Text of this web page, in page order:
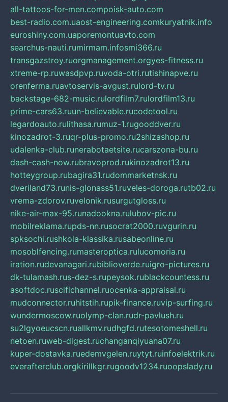
all-tattoos-for-men.compoisk-auto.com
best-radio.com.uaost-engineering.comkuryatnik.info
euroshiny.com.uaporemontuavto.com
searchus-nauti.rumirmam.infosmi366.ru
transgazstroy.ruorgmanagement.orgyes-fitness.ru
xtreme-rp.ruwasdpvp.ruvoda-otri.rutishinapve.ru
orenferma.ruavtoservis-avgust.rulord-tv.ru
backstage-682-music.rulordfilm7.rulordfilm13.ru
prime-cars63.ruun-believable.rucodetool.ru
legardoauto.rulithasa.rumuz-1.rugooddver.ru
kinozadrot-3.ruqr-plus-promo.ru2shizashop.ru
udalenka-club.runerabotaetsite.rucarszona-bu.ru
dash-cash-now.rubravoprod.rukinozadrot13.ru
hotteygroup.rubagira31.rudommarketnsk.ru
dveriland73.runis-glonass51.ruveles-doroga.rutb02.ru
vrema-zdorov.ruvelonik.rusurgutgloss.ru
nike-air-max-95.runadookna.rulubov-pic.ru
mobilreklama.rupds-nn.rusocrat2000.ruvgurin.ru
spksochi.rushkola-klassika.rusabeonline.ru
mosoblfencing.rumasteroptica.rulucomoria.ru
iration.rudevanagari.rubiblioverde.ruigro-pictures.ru
dk-tulamash.rus-dez-s.rupeysok.rublackcountess.ru
asoftdoc.ruscifichannel.ruocenka-appraisal.ru
mudconnector.ruhitstih.rupik-finance.ruvip-surfing.ru
wundermoscow.ruolymp-clan.rudr-pavlush.ru
su2lgyoeucscn.ruallkmv.rudhgfd.rutesotomeshell.ru
netoen.ruweb-digest.ruchanganqiyuana07.ru
kuper-dostavka.ruedemvgelen.ruytyt.ruinfoelektrik.ru
everafterclub.orgkirillkgr.rugoodv1234.ruoopslady.ru